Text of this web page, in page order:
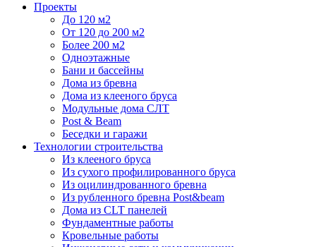
Проекты
До 120 м2
От 120 до 200 м2
Более 200 м2
Одноэтажные
Бани и бассейны
Дома из бревна
Дома из клееного бруса
Модульные дома СЛТ
Post & Beam
Беседки и гаражи
Технологии строительства
Из клееного бруса
Из сухого профилированного бруса
Из оцилиндрованного бревна
Из рубленного бревна Post&beam
Дома из CLT панелей
Фундаментные работы
Кровельные работы